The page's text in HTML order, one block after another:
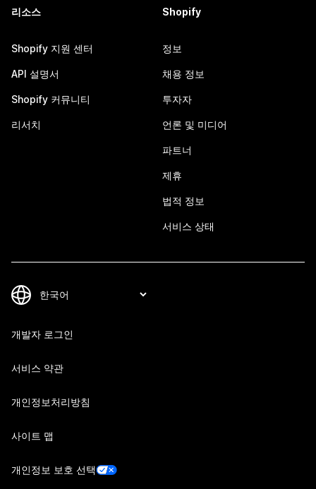
리소스
Shopify 지원 센터
API 설명서
Shopify 커뮤니티
리서치
Shopify
정보
채용 정보
투자자
언론 및 미디어
파트너
제휴
법적 정보
서비스 상태
개발자 로그인
서비스 약관
개인정보처리방침
사이트 맵
개인정보 보호 선택